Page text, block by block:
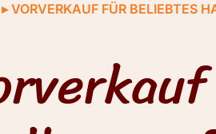
▸VORVERKAUF FÜR BELIEBTES